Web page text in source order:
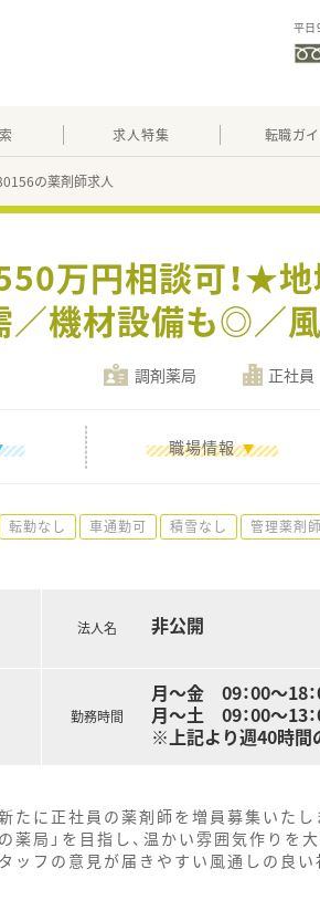
平日
求人特集 転職ガ
の薬剤師求人
550万円相談可！
／機材設備も◎／
調剤薬局 正社員
職場情報
転勤なし 車通勤可 積雪なし 管理薬剤師
法人名 非公開
勤務時間
月～金 09：00～18：
月～土 09：00～13：
※上記より週40時間
に正社員の薬剤師を増員募集いたし
局」を目指し、温かい雰囲気作りを大
フの意見が届きやすい風通しの良い